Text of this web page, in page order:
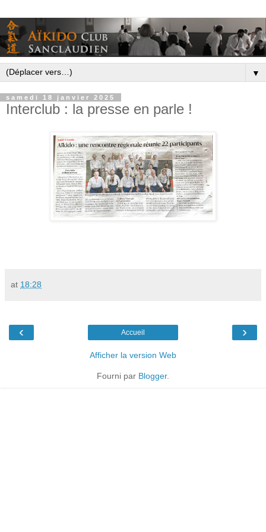
▼
samedi 18 janvier 2025
Interclub : la presse en parle !
at 18:28
‹ ›
Accueil
Afficher la version Web
Fourni par Blogger.